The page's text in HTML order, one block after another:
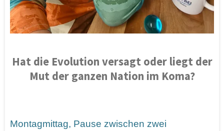
Hat die Evolution versagt oder liegt der
Mut der ganzen Nation im Koma?
Montagmittag, Pause zwischen zwei